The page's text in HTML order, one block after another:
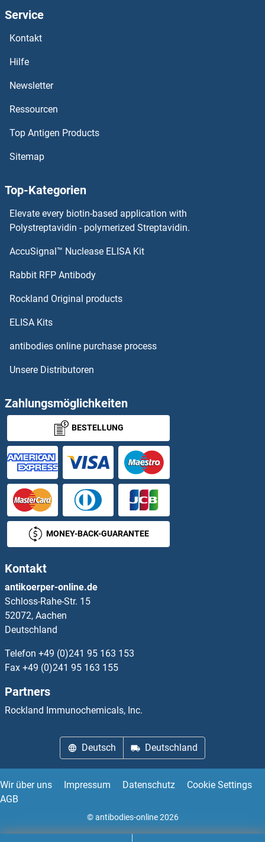
OR52E2 Antikörper
OR52D1 Antikörper
OR52B6 Antikörper
OR52B2 Antikörper
OR52A1 Antikörper
OR51V1 Antikörper
OR51T1 Antikörper
OR52N5 Antikörper
OR52R1 Antikörper
OR52W1 Antikörper
OR56A1 Antikörper
OR56B1 Antikörper
OR56B4 Antikörper
OR5A1 Antikörper
OR5A2 Antikörper
OR5AC2 Antikörper
OR5AK2 Antikörper
OR5AN1 Antikörper
OR5AP2 Antikörper
OR5AR1 Antikörper
OR5AU1 Antikörper
OR5C1 Antikörper
Service
Kontakt
Hilfe
Newsletter
Ressourcen
Top Antigen Products
Sitemap
Top-Kategorien
Elevate every biotin-based application with
Polystreptavidin - polymerized Streptavidin.
AccuSignal™ Nuclease ELISA Kit
Rabbit RFP Antibody
Rockland Original products
ELISA Kits
antibodies online purchase process
Unsere Distributoren
Zahlungsmöglichkeiten
BESTELLUNG
MONEY-BACK-GUARANTEE
Kontakt
antikoerper-online.de
Schloss-Rahe-Str. 15
52072, Aachen
Deutschland
Telefon +49 (0)241 95 163 153
Fax +49 (0)241 95 163 155
Partners
Rockland Immunochemicals, Inc.
Deutsch Deutschland
Wir über uns Impressum Datenschutz
Cookie Settings
AGB
© antibodies-online 2026